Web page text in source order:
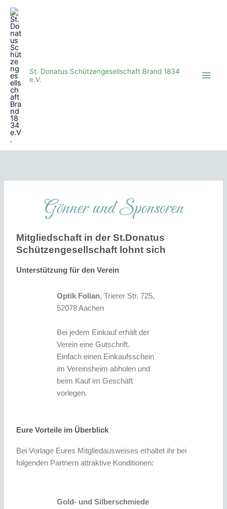
Zum
Inhalt
springen
St. Donatus Schützengesellschaft Brand 1834
e.V.
Gönner und Sponsoren
Mitgliedschaft in der St.Donatus
Schützengesellschaft lohnt sich
Unterstützung für den Verein
Optik Folian, Trierer Str. 725,
52078 Aachen
Bei jedem Einkauf erhält der
Verein eine Gutschrift.
Einfach einen Einkaufsschein
im Vereinsheim abholen und
beim Kauf im Geschäft
vorlegen.
Eure Vorteile im Überblick
Bei Vorlage Eures Mitgliedausweises erhaltet ihr bei
folgenden Partnern attraktive Konditionen:
Gold- und Silberschmiede